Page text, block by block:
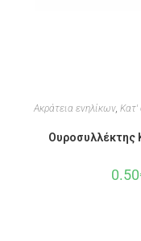
Ακράτεια ενηλίκων, Κατ'
Ουροσυλλέκτης
0.50